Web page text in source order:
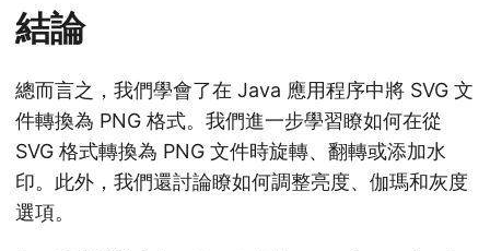
結論
總而言之，我們學會了在 Java 應用程序中將 SVG 文
件轉換為 PNG 格式。我們進一步學習瞭如何在從
SVG 格式轉換為 PNG 文件時旋轉、翻轉或添加水
印。此外，我們還討論瞭如何調整亮度、伽瑪和灰度
選項。